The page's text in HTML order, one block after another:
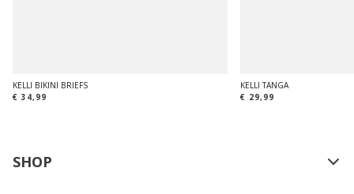
KELLI BIKINI BRIEFS
€ 34,99
KELLI TANGA
€ 29,99
SHOP